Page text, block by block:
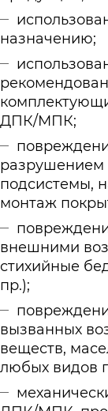
назначению;
ДПК/МПК;
подсистемы,
монтаж
внешними
стихийные
пр.);
вызванных
веществ,
любых видов